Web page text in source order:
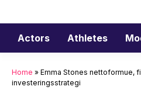
til
indholdActors Athletes
Home » Emma Stones nettoformue,
investeringsstrategi